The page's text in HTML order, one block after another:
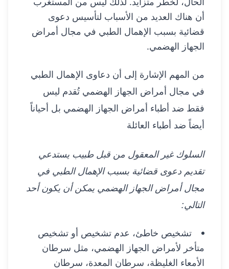
أن هناك العديد من الأسباب لتأسيس دعوى
قضائية بسبب الإهمال الطبي في مجال أمراض
الجهاز الهضمي.
من المهم الإشارة إلى أن دعاوى الإهمال الطبي
في مجال أمراض الجهاز الهضمي تُقدم ليس
فقط ضد أطباء أمراض الجهاز الهضمي بل أحياناً
أيضاً ضد أطباء العائلة
السلوك غير المعقول من قبل طبيب يستدعي
تقديم دعوى قضائية بسبب الإهمال الطبي في
مجال أمراض الجهاز الهضمي يمكن أن يكون أحد
التالي:
تشخيص خاطئ، عدم تشخيص أو تشخيص
متأخر لأمراض الجهاز الهضمي، مثل سرطان
الأمعاء الغليظة، سرطان المعدة، سرطان